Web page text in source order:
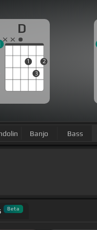
D
1
3
2
Banjo Bass
Beta